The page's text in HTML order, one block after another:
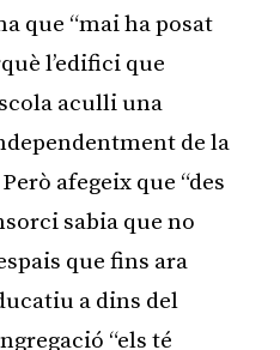
que “mai ha posat
l’edifici que
aculli una
de la
afegeix que “des
sabia que no
que fins ara
a dins del
“els té